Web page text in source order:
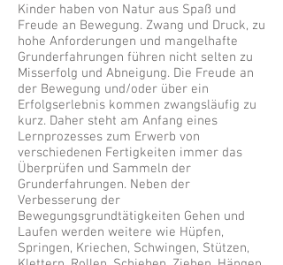
Kinder haben von Natur aus Spaß und
Freude an Bewegung. Zwang und Druck, zu
hohe Anforderungen und mangelhafte
Grunderfahrungen führen nicht selten zu
Misserfolg und Abneigung. Die Freude an
der Bewegung und/oder über ein
Erfolgserlebnis kommen zwangsläufig zu
kurz. Daher steht am Anfang eines
Lernprozesses zum Erwerb von
verschiedenen Fertigkeiten immer das
Überprüfen und Sammeln der
Grunderfahrungen. Neben der
Verbesserung der
Bewegungsgrundtätigkeiten Gehen und
Laufen werden weitere wie Hüpfen,
Springen, Kriechen, Schwingen, Stützen,